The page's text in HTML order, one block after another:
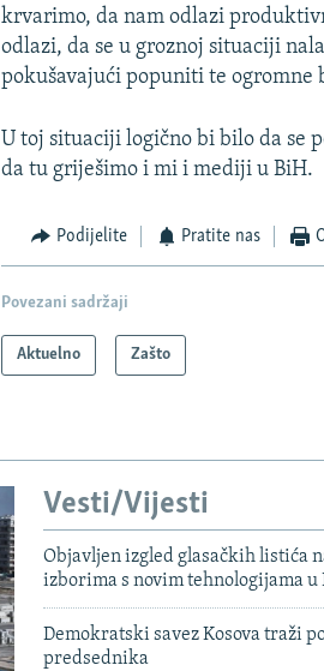
krvarimo, da nam odlazi
odlazi, da se u groznoj situaciji
pokušavajući popuniti te ogromne
U toj situaciji logično bi bilo da se
da tu griješimo i mi i mediji u BiH.
Podijelite Pratite nas
Povezani sadržaji
Aktuelno Zašto
Vesti/Vijesti
Objavljen izgled glasačkih listića
izborima s novim tehnologijama u
Demokratski savez Kosova traži
predsednika